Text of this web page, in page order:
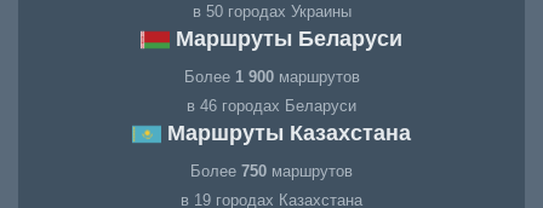
в 50 городах Украины
Маршруты Беларуси
Более 1 900маршрутов
в 46 городах Беларуси
Маршруты Казахстана
Более 750 маршрутов
в 19 городах Казахстана